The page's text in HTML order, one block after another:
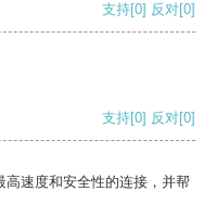
支持[0] 反对[0]
支持[0] 反对[0]
速度和安全性的连接，并帮